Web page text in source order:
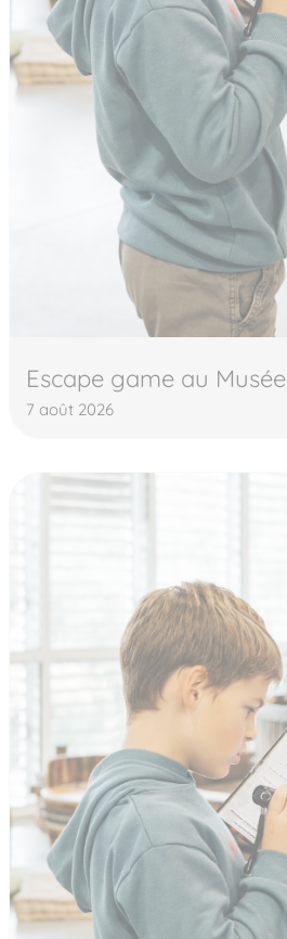
Escape game au Musée
7 août 2026